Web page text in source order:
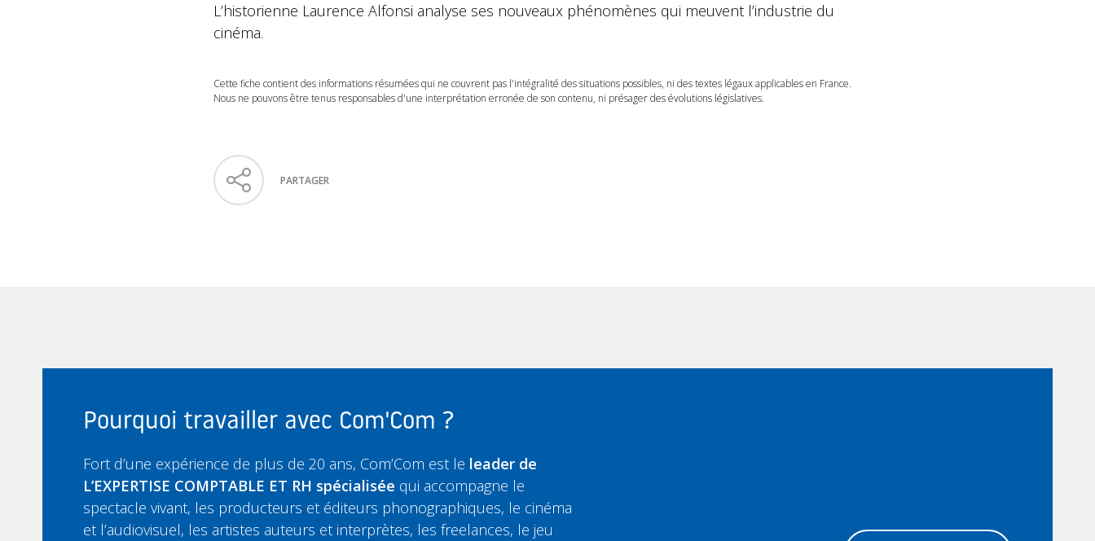
L’historienne Laurence Alfonsi analyse ses nouveaux phénomènes qui meuvent l’industrie du
cinéma.
Cette fiche contient des informations résumées qui ne couvrent pas l'intégralité des situations possibles, ni des textes légaux applicables en France.
Nous ne pouvons être tenus responsables d'une interprétation erronée de son contenu, ni présager des évolutions législatives.
PARTAGER
Pourquoi travailler avec Com'Com ?
Fort d’une expérience de plus de 20 ans, Com’Com est le leader de
L’EXPERTISE COMPTABLE ET RH spécialisée qui accompagne le
spectacle vivant, les producteurs et éditeurs phonographiques, le cinéma
et l’audiovisuel, les artistes auteurs et interprètes, les freelances, le jeu